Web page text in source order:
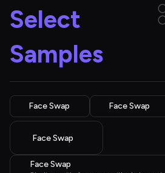
Select
Samples
Face Swap Face Swap
Face Swap
Face Swap